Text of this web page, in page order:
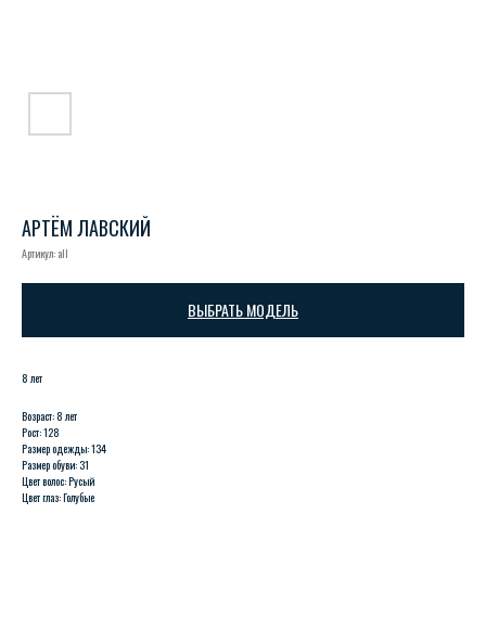
АРТЁМ ЛАВСКИЙ
Артикул: all
ВЫБРАТЬ МОДЕЛЬ
8 лет
Возраст: 8 лет
Рост: 128
Размер одежды: 134
Размер обуви: 31
Цвет волос: Русый
Цвет глаз: Голубые